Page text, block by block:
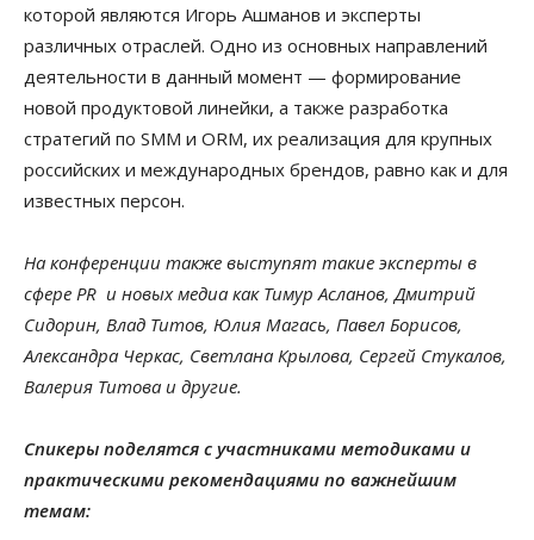
которой являются Игорь Ашманов и эксперты
различных отраслей. Одно из основных направлений
деятельности в данный момент — формирование
новой продуктовой линейки, а также разработка
стратегий по SMM и ORM, их реализация для крупных
российских и международных брендов, равно как и для
известных персон.
На конференции также выступят такие эксперты в
сфере PR и новых медиа как Тимур Асланов, Дмитрий
Сидорин, Влад Титов, Юлия Магась, Павел Борисов,
Александра Черкас, Светлана Крылова, Сергей Стукалов,
Валерия Титова и другие.
Спикеры поделятся с участниками методиками и
практическими рекомендациями по важнейшим
темам: